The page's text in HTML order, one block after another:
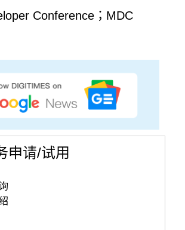
Conference；MDC
申请/试用